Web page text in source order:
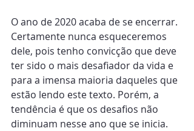
O ano de 2020 acaba de se encerrar.
Certamente nunca esqueceremos
dele, pois tenho convicção que deve
ter sido o mais desafiador da vida e
para a imensa maioria daqueles que
estão lendo este texto. Porém, a
tendência é que os desafios não
diminuam nesse ano que se inicia.